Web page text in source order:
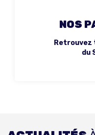
NOS
Retrouvez
du